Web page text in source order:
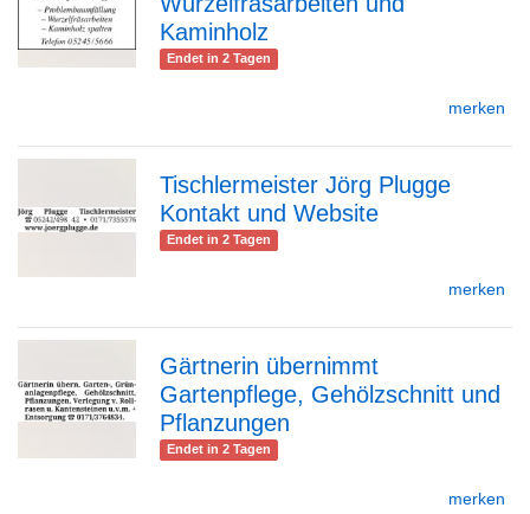
Kaminholz
Endet in 2 Tagen
merken
zur
Tischlermeister Jörg Plugge
Kontakt und Website
Endet in 2 Tagen
merken
zur
Gärtnerin übernimmt
Gartenpflege, Gehölzschnitt und
Pflanzungen
Endet in 2 Tagen
merken